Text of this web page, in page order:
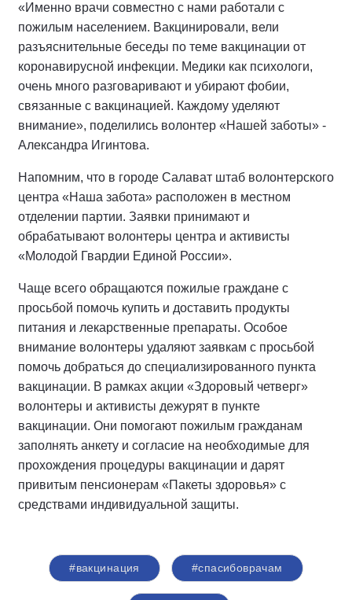
«Именно врачи совместно с нами работали с
пожилым населением. Вакцинировали, вели
разъяснительные беседы по теме вакцинации от
коронавирусной инфекции. Медики как психологи,
очень много разговаривают и убирают фобии,
связанные с вакцинацией. Каждому уделяют
внимание», поделились волонтер «Нашей заботы» -
Александра Игинтова.
Напомним, что в городе Салават штаб волонтерского
центра «Наша забота» расположен в местном
отделении партии. Заявки принимают и
обрабатывают волонтеры центра и активисты
«Молодой Гвардии Единой России».
Чаще всего обращаются пожилые граждане с
просьбой помочь купить и доставить продукты
питания и лекарственные препараты. Особое
внимание волонтеры удаляют заявкам с просьбой
помочь добраться до специализированного пункта
вакцинации. В рамках акции «Здоровый четверг»
волонтеры и активисты дежурят в пункте
вакцинации. Они помогают пожилым гражданам
заполнять анкету и согласие на необходимые для
прохождения процедуры вакцинации и дарят
привитым пенсионерам «Пакеты здоровья» с
средствами индивидуальной защиты.
#вакцинация #спасибоврачам